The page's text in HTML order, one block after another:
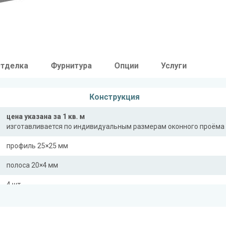
Фурнитура Опции Услуги
Конструкция
цена указана за 1 кв. м
изготавливается по индивидуальным размерам оконного проёма
профиль 25×25 мм
полоса 20×4 мм
4 шт.